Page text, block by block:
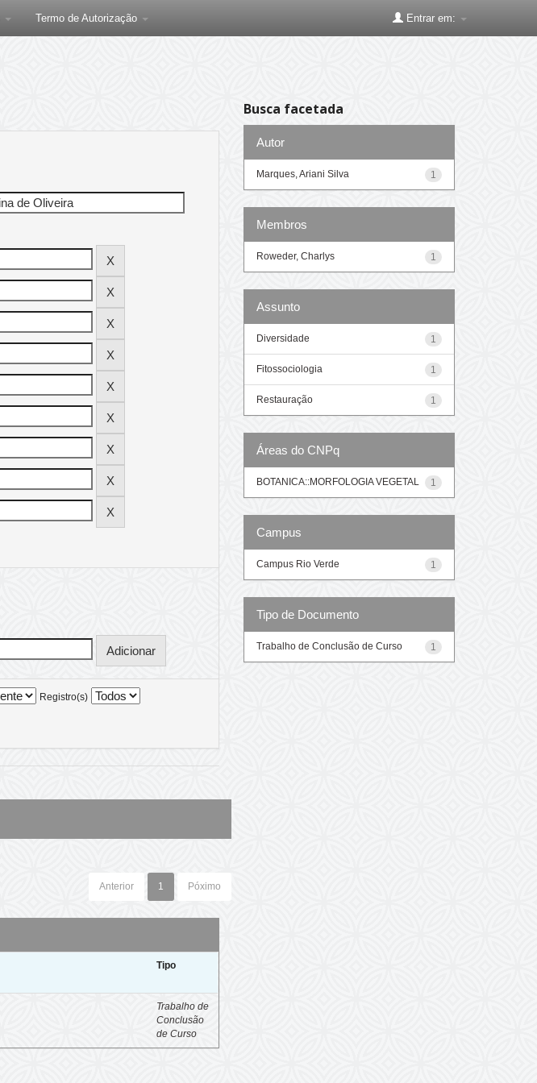
Termo de Autorização Entrar em:
Registro(s)
Anterior 1 Póximo
Tipo
Trabalho de
Conclusão
de Curso
Busca facetada
Autor
1
Marques, Ariani Silva
Membros
1
Roweder, Charlys
Assunto
1
Diversidade
1
Fitossociologia
1
Restauração
Áreas do CNPq
1
BOTANICA::MORFOLOGIA VEGETAL
Campus
1
Campus Rio Verde
Tipo de Documento
1
Trabalho de Conclusão de Curso